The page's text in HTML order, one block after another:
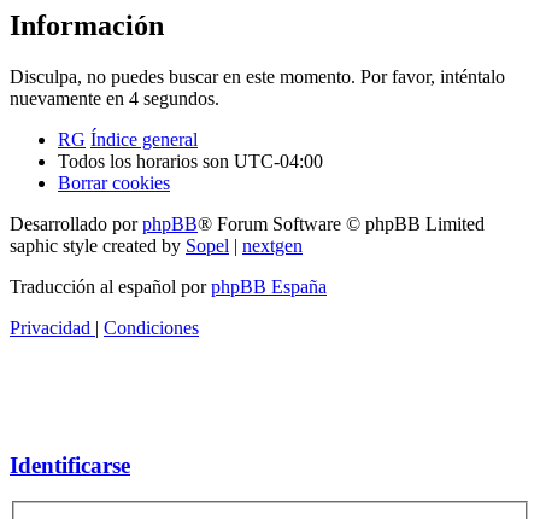
Información
Disculpa, no puedes buscar en este momento. Por favor, inténtalo
nuevamente en 4 segundos.
RG Índice general
Todos los horarios son UTC-04:00
Borrar cookies
Desarrollado porphpBB® Forum Software © phpBB Limited
saphic style created by Sopel | nextgen
Traducción al español porphpBB España
Privacidad | Condiciones
Identificarse